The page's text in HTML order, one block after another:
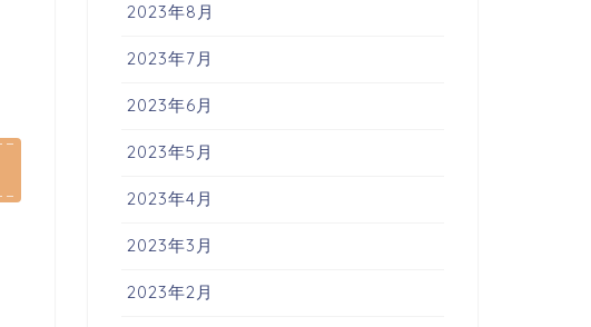
2023年8月
2023年7月
2023年6月
2023年5月
2023年4月
2023年3月
2023年2月